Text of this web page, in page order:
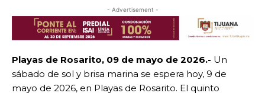
- Advertisement -
Playas de Rosarito, 09 de mayo de 2026.- Un
sábado de sol y brisa marina se espera hoy, 9 de
mayo de 2026, en Playas de Rosarito. El quinto